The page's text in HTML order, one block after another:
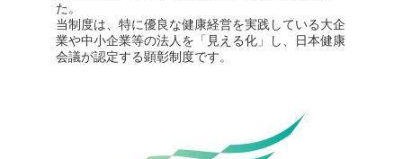
た。
当制度は、特に優良な健康経営を実践している大企
業や中小企業等の法人を「見える化」し、日本健康
会議が認定する顕彰制度です。